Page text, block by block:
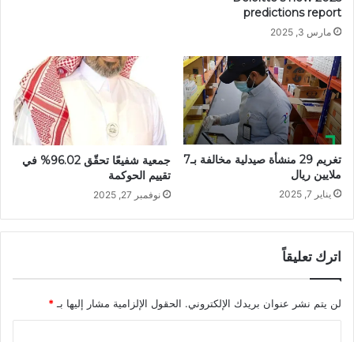
predictions report
مارس 3, 2025
تغريم 29 منشأة صيدلية مخالفة بـ7
ملايين ريال
يناير 7, 2025
جمعية شفيعًا تحقّق 96.02% في
تقييم الحوكمة
نوفمبر 27, 2025
اترك تعليقاً
لن يتم نشر عنوان بريدك الإلكتروني. الحقول الإلزامية مشار إليها بـ *